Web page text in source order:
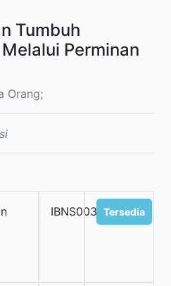
Tumbuh
Perminan
Orang;
IBNS00301Tersedia